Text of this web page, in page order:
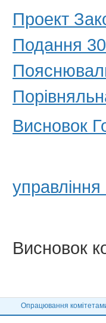
Проект
Подання
Висновок
Висновок
Опрацювання